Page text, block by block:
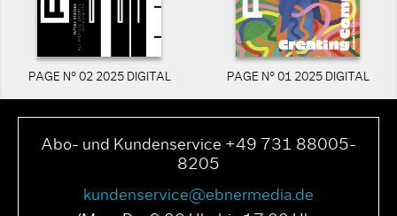
PAGE N° 02 2025 DIGITAL PAGE N° 01 2025 DIGITAL
Abo- und Kundenservice +49 731 88005-
8205
kundenservice@ebnermedia.de